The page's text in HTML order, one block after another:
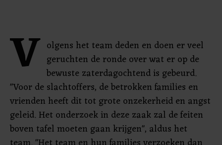
V olgens het team deden en doen er veel
geruchten de ronde over wat er op de
bewuste zaterdagochtend is gebeurd.
"Voor de slachtoffers, de betrokken families en
vrienden heeft dit tot grote onzekerheid en angst
geleid. Het onderzoek in deze zaak zal de feiten
boven tafel moeten gaan krijgen", aldus het